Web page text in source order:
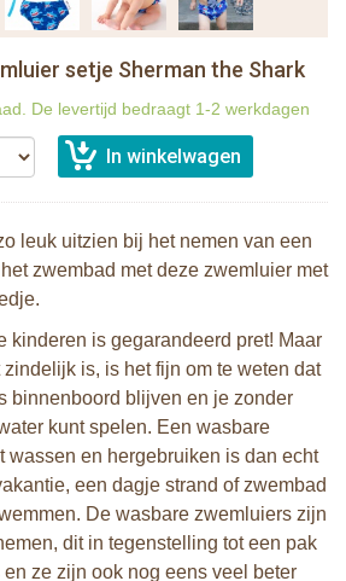
setje Sherman the Shark
De levertijd bedraagt 1-2 werkdagen
leuk uitzien bij het nemen van een
zwembad met deze zwemluier met
kinderen is gegarandeerd pret! Maar
is, is het fijn om te weten dat
binnenboord blijven en je zonder
kunt spelen. Een wasbare
wassen en hergebruiken is dan echt
een dagje strand of zwembad
De wasbare zwemluiers zijn
dit in tegenstelling tot een pak
ze zijn ook nog eens veel beter